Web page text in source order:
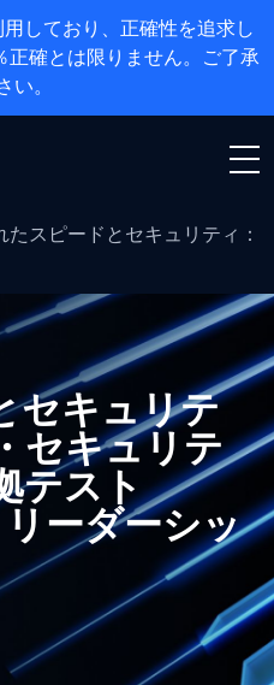
しており、正確性を追求し
正確とは限りません。ご了承
い。
たスピードとセキュリティ：
セキュリテ
セキュリテ
テスト
ーダーシッ